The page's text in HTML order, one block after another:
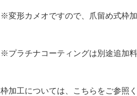
※変形カメオですので、爪留め式枠加
※プラチナコーティングは別途追加
枠加工については、 こちら をご参照